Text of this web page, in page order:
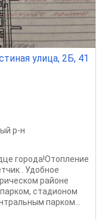
улица, 2Б, 41
р-н
города!Отопление
. Удoбноe
pайoнe
cтaдиoном
парком...